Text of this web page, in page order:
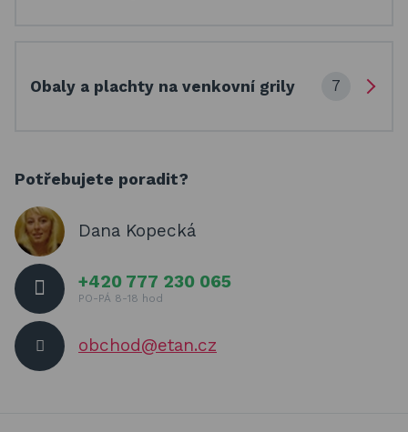
Obaly a plachty na venkovní grily 7
Potřebujete poradit?
Dana Kopecká
+420 777 230 065
PO-PÁ 8-18 hod
obchod@etan.cz